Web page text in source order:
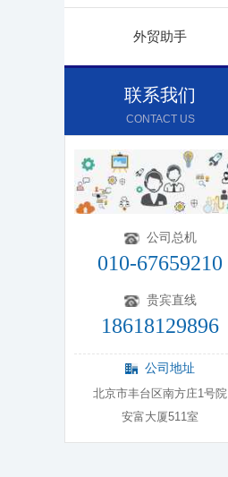
外贸助手
联系我们
CONTACT US
公司总机
010-67659210
贵宾直线
18618129896
公司地址
北京市丰台区南方庄1号院
安富大厦511室